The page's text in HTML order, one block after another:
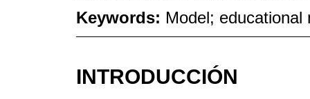
Keywords: Model;
INTRODUCCIÓN